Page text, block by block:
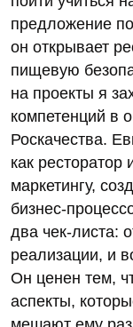
предложение
он открывает
пищевую
на проекты я
компетенций в
Роскачества.
как ресторатор
маркетингу,
бизнес-
два чек-листа:
реализации, и
Он ценен тем,
аспекты,